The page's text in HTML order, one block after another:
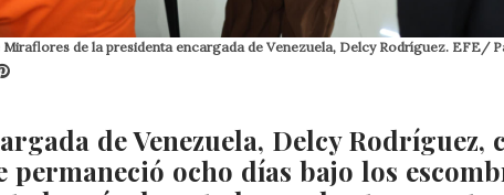
de la presidenta encargada de Venezuela, Delcy Rodríguez. EFE/
Pinterest
de Venezuela, Delcy Rodríguez,
permaneció ocho días bajo los